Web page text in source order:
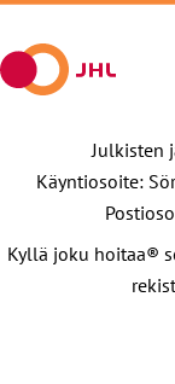
Julkisten
Käyntiosoite:
Kyllä joku hoitaa®